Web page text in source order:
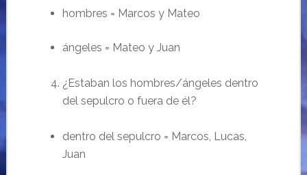
hombres = Marcos y Mateo
ángeles = Mateo y Juan
¿Estaban los hombres/ángeles dentro
del sepulcro o fuera de él?
dentro del sepulcro = Marcos, Lucas,
Juan